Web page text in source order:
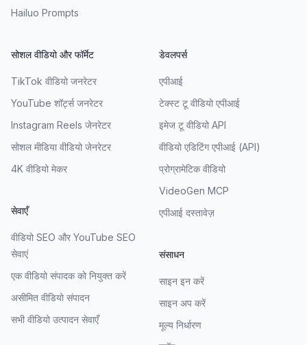
Hailuo Prompts
सोशल वीडियो और फॉर्मेट
TikTok वीडियो जनरेटर
YouTube शॉर्ट्स जनरेटर
Instagram Reels जेनरेटर
सोशल मीडिया वीडियो जेनरेटर
4K वीडियो मेकर
सेवाएँ
वीडियो SEO और YouTube SEO
सेवाएं
एक वीडियो संपादक को नियुक्त करें
असीमित वीडियो संपादन
सभी वीडियो उत्पादन सेवाएँ
डेवलपर्स
एपीआई
टेक्स्ट टू वीडियो एपीआई
इमेज टू वीडियो API
वीडियो एडिटिंग एपीआई (API)
प्रोग्रामेटिक वीडियो
VideoGen MCP
एपीआई दस्तावेज़
संसाधन
साइन इन करें
साइन अप करें
मूल्य निर्धारण